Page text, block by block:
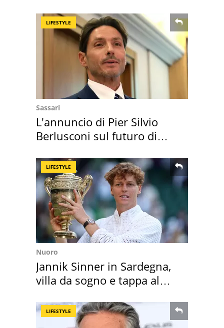
LIFESTYLE
Sassari
L'annuncio di Pier Silvio
Berlusconi sul futuro di
LIFESTYLE
Nuoro
Jannik Sinner in Sardegna,
villa da sogno e tappa al
LIFESTYLE